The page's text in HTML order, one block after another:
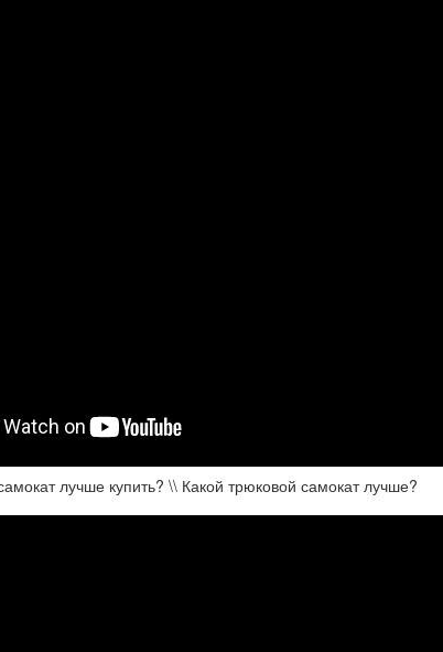
лучше купить? \\ Какой трюковой самокат лучше?